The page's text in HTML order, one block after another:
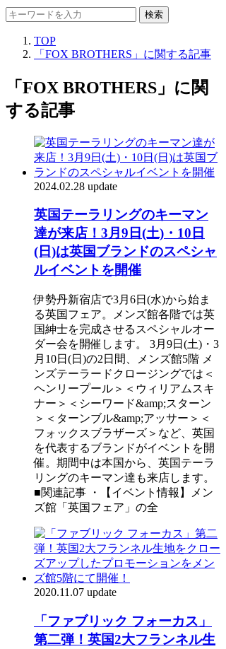
検索
TOP
「FOX BROTHERS」に関する記事
「FOX BROTHERS」に関
する記事
2024.02.28 update
英国テーラリングのキーマン
達が来店！3月9日(土)・10日
(日)は英国ブランドのスペシャ
ルイベントを開催
伊勢丹新宿店で3月6日(水)から始ま
る英国フェア。メンズ館各階では英
国紳⼠を完成させるスペシャルオー
ダー会を開催します。 3月9日(土)・3
月10日(日)の2日間、メンズ館5階 メ
ンズテーラードクロージングでは＜
ヘンリープール＞＜ウィリアムスキ
ナー＞＜シーワード&amp;スターン
＞＜ターンブル&amp;アッサー＞＜
フォックスブラザーズ＞など、英国
を代表するブランドがイベントを開
催。期間中は本国から、英国テーラ
リングのキーマン達も来店します。
■関連記事 ・【イベント情報】メン
ズ館「英国フェア」の全
2020.11.07 update
「ファブリック フォーカス」
第二弾！英国2大フランネル生